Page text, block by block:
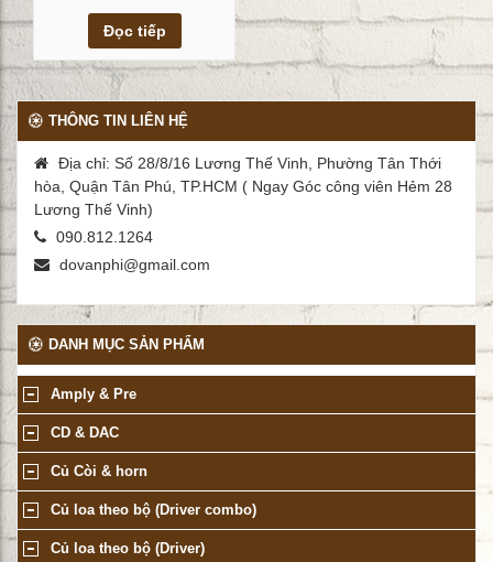
Xem chi tiết
Đọc tiếp
THÔNG TIN LIÊN HỆ
Địa chỉ: Số 28/8/16 Lương Thế Vinh, Phường Tân Thới
hòa, Quận Tân Phú, TP.HCM ( Ngay Góc công viên Hẻm 28
Lương Thế Vinh)
090.812.1264
dovanphi@gmail.com
DANH MỤC SẢN PHẨM
Amply & Pre
CD & DAC
Củ Còi & horn
Củ loa theo bộ (Driver combo)
Củ loa theo bộ (Driver)